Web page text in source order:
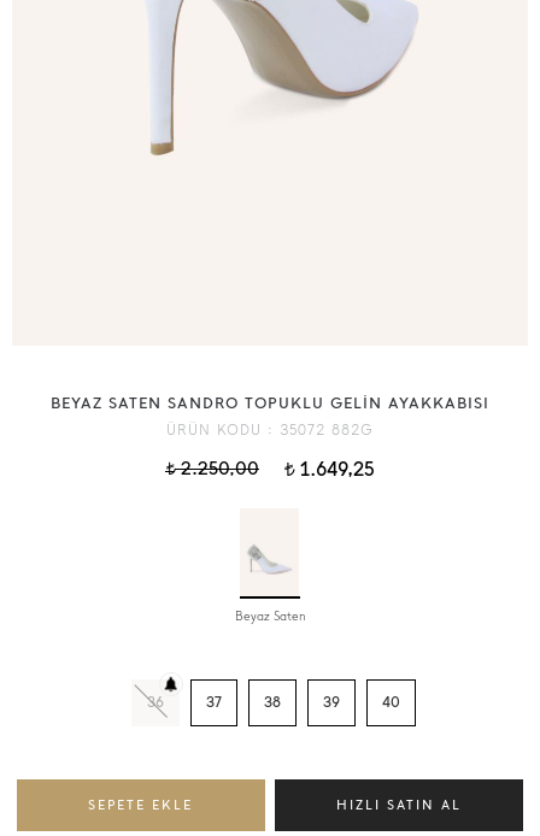
BEYAZ SATEN SANDRO TOPUKLU GELİN AYAKKABISI
ÜRÜN KODU : 35072 882G
t2.250,00 t1.649,25
Beyaz Saten
36 37 38 39 40